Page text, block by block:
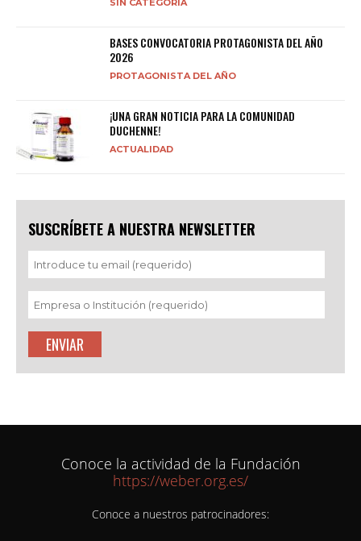
BASES CONVOCATORIA PROTAGONISTA DEL AÑO
2026
PROTAGONISTA DEL AÑO
¡UNA GRAN NOTICIA PARA LA COMUNIDAD
DUCHENNE!
ACTUALIDAD
SUSCRÍBETE A NUESTRA NEWSLETTER
Conoce la actividad de la Fundación
https://weber.org.es/
Conoce a nuestros patrocinadores: